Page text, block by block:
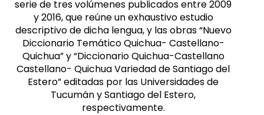
serie de tres volúmenes publicados entre 2009
y 2016, que reúne un exhaustivo estudio
descriptivo de dicha lengua, y las obras “Nuevo
Diccionario Temático Quichua- Castellano-
Quichua” y “Diccionario Quichua-Castellano
Castellano- Quichua Variedad de Santiago del
Estero” editadas por las Universidades de
Tucumán y Santiago del Estero,
respectivamente.